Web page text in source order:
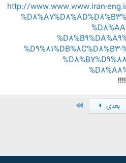
http://www.www.www.iran-
!!!!
بعدی